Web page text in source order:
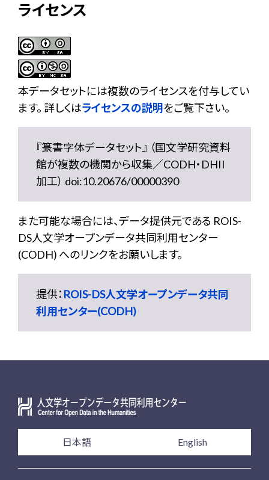
ライセンス
本データセットには複数のライセンスを付与してい
ます。 詳しくはライセンスの説明をご覧下さい。
『篆書字体データセット』 （国文学研究資料
館が複数の機関から収集／CODH・DHII
加工） doi:10.20676/00000390
また可能な場合には、データ提供元である ROIS-
DS人文学オープンデータ共同利用センター
(CODH) へのリンクをお願いします。
提供： ROIS-DS人文学オープンデータ共同
利用センター(CODH)
日本語 English